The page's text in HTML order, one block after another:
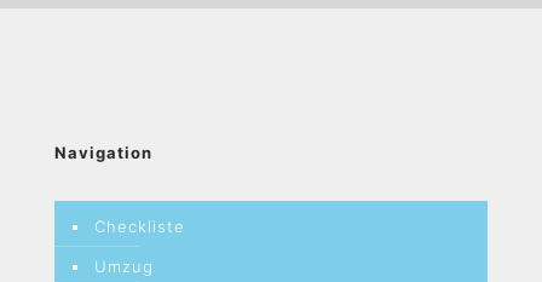
Navigation
Checkliste
Umzug